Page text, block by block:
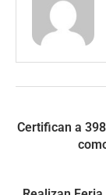
Certifican a